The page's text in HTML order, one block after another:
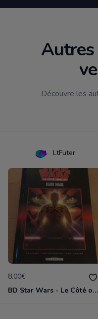
Découvre les
LtFuter
8.00€
BD Star Wars - Le Côté obscur T02 - Dark Maul